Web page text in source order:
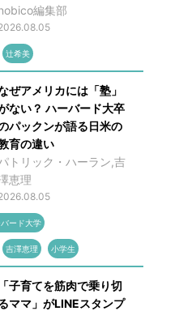
編集部
辻希美
ぜアメリカには「塾」
ない？ ハーバード大卒
パックンが語る日米の
育の違い
トリック・ハーラン,吉
恵理
ード大学
吉澤恵理 小学生
「子育てを筋肉で乗り切
ママ」がLINEスタンプ